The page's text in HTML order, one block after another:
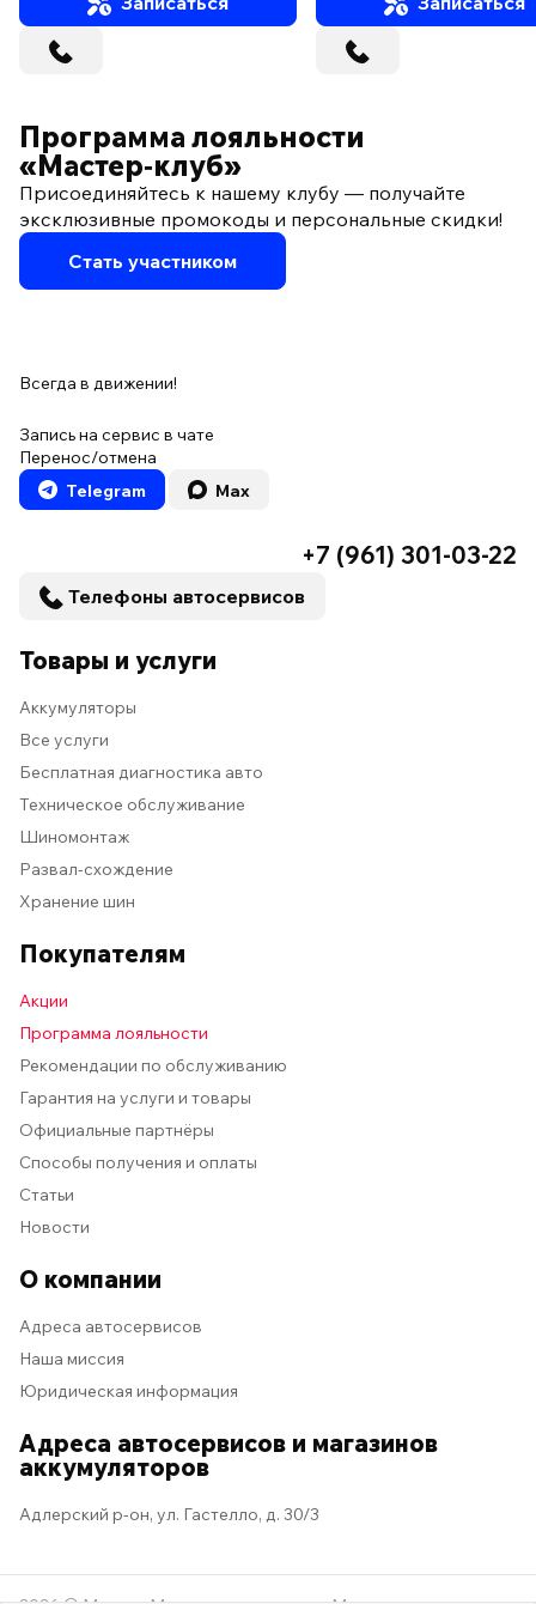
Программа лояльности
«Мастер‑клуб»
Присоединяйтесь к нашему клубу — получайте
эксклюзивные промокоды и персональные скидки!
Стать участником
Всегда в движении!
Запись на сервис в чате
Перенос/отмена
Telegram
Max
+7 (961) 301-03-22
Телефоны автосервисов
Товары и услуги
Аккумуляторы
Все услуги
Бесплатная диагностика авто
Техническое обслуживание
Шиномонтаж
Развал-схождение
Хранение шин
Покупателям
Акции
Программа лояльности
Рекомендации по обслуживанию
Гарантия на услуги и товары
Официальные партнёры
Способы получения и оплаты
Статьи
Новости
О компании
Адреса автосервисов
Наша миссия
Юридическая информация
Адреса автосервисов и магазинов
аккумуляторов
Адлерский р-он, ул. Гастелло, д. 30/3